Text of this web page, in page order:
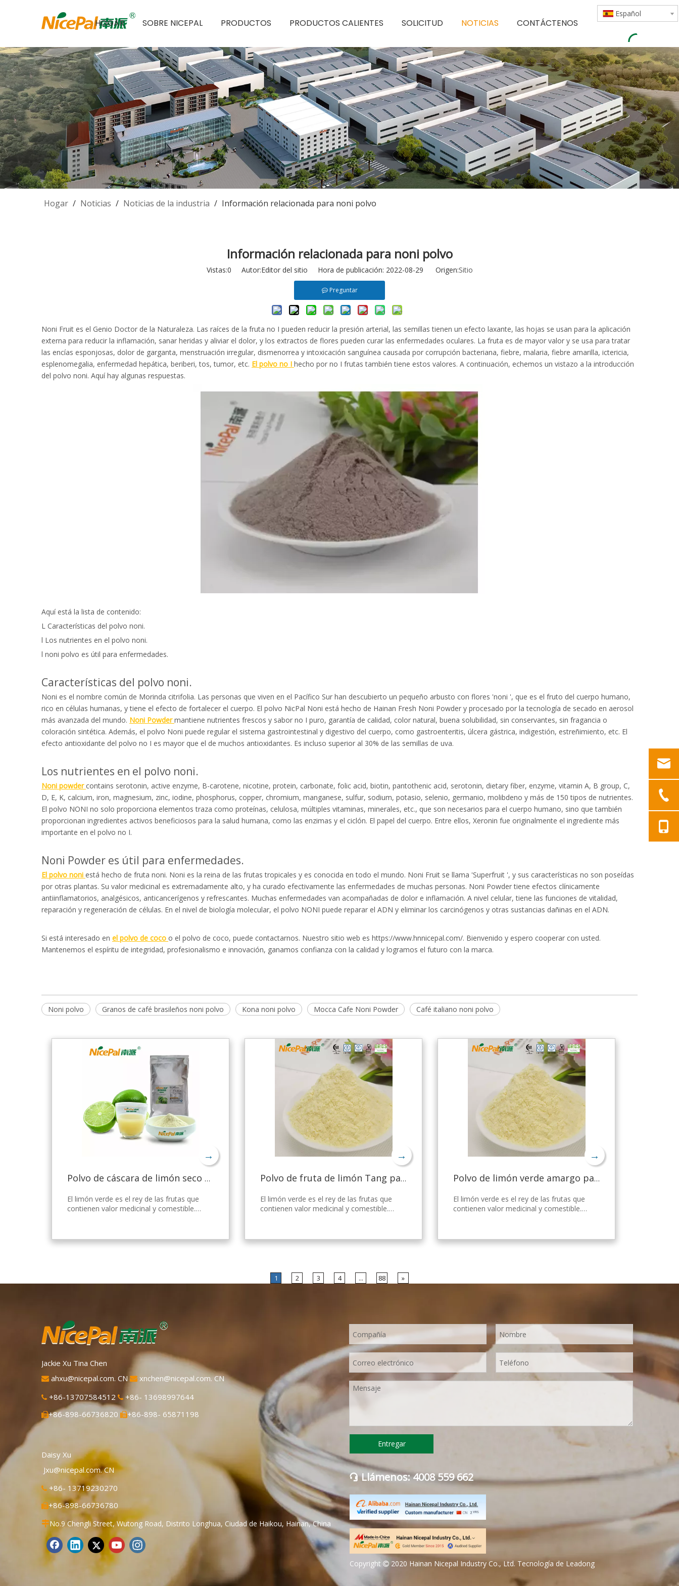
HOGAR SOBRE NICEPAL PRODUCTOS PRODUCTOS CALIENTES SOLICITUD NOTICIAS CONTÁCTENOS
Español
Hogar / Noticias / Noticias de la industria / Información relacionada para noni polvo
Información relacionada para noni polvo
Vistas:0 Autor:Editor del sitio Hora de publicación: 2022-08-29 Origen:Sitio
Preguntar
Noni Fruit es el Genio Doctor de la Naturaleza. Las raíces de la fruta no I pueden reducir la presión arterial, las semillas tienen un efecto laxante, las hojas se usan para la aplicación
externa para reducir la inflamación, sanar heridas y aliviar el dolor, y los extractos de flores pueden curar las enfermedades oculares. La fruta es de mayor valor y se usa para tratar
las encías esponjosas, dolor de garganta, menstruación irregular, dismenorrea y intoxicación sanguínea causada por corrupción bacteriana, fiebre, malaria, fiebre amarilla, ictericia,
esplenomegalia, enfermedad hepática, beriberi, tos, tumor, etc. El polvo no I hecho por no I frutas también tiene estos valores. A continuación, echemos un vistazo a la introducción
del polvo noni. Aquí hay algunas respuestas.
Aquí está la lista de contenido:
L Características del polvo noni.
l Los nutrientes en el polvo noni.
l noni polvo es útil para enfermedades.
Características del polvo noni.
Noni es el nombre común de Morinda citrifolia. Las personas que viven en el Pacífico Sur han descubierto un pequeño arbusto con flores 'noni ', que es el fruto del cuerpo humano,
rico en células humanas, y tiene el efecto de fortalecer el cuerpo. El polvo NicPal Noni está hecho de Hainan Fresh Noni Powder y procesado por la tecnología de secado en aerosol
más avanzada del mundo. Noni Powdermantiene nutrientes frescos y sabor no I puro, garantía de calidad, color natural, buena solubilidad, sin conservantes, sin fragancia o
coloración sintética. Además, el polvo Noni puede regular el sistema gastrointestinal y digestivo del cuerpo, como gastroenteritis, úlcera gástrica, indigestión, estreñimiento, etc. El
efecto antioxidante del polvo no I es mayor que el de muchos antioxidantes. Es incluso superior al 30% de las semillas de uva.
Los nutrientes en el polvo noni.
Noni powder contains serotonin, active enzyme, B-carotene, nicotine, protein, carbonate, folic acid, biotin, pantothenic acid, serotonin, dietary fiber, enzyme, vitamin A, B group, C,
D, E, K, calcium, iron, magnesium, zinc, iodine, phosphorus, copper, chromium, manganese, sulfur, sodium, potasio, selenio, germanio, molibdeno y más de 150 tipos de nutrientes.
El polvo NONI no solo proporciona elementos traza como proteínas, celulosa, múltiples vitaminas, minerales, etc., que son necesarios para el cuerpo humano, sino que también
proporcionan ingredientes activos beneficiosos para la salud humana, como las enzimas y el ciclón. El papel del cuerpo. Entre ellos, Xeronin fue originalmente el ingrediente más
importante en el polvo no I.
Noni Powder es útil para enfermedades.
El polvo noni está hecho de fruta noni. Noni es la reina de las frutas tropicales y es conocida en todo el mundo. Noni Fruit se llama 'Superfruit ', y sus características no son poseídas
por otras plantas. Su valor medicinal es extremadamente alto, y ha curado efectivamente las enfermedades de muchas personas. Noni Powder tiene efectos clínicamente
antiinflamatorios, analgésicos, anticancerígenos y refrescantes. Muchas enfermedades van acompañadas de dolor e inflamación. A nivel celular, tiene las funciones de vitalidad,
reparación y regeneración de células. En el nivel de biología molecular, el polvo NONI puede reparar el ADN y eliminar los carcinógenos y otras sustancias dañinas en el ADN.
Si está interesado en el polvo de coco o el polvo de coco, puede contactarnos. Nuestro sitio web es https://www.hnnicepal.com/. Bienvenido y espero cooperar con usted.
Mantenemos el espíritu de integridad, profesionalismo e innovación, ganamos confianza con la calidad y logramos el futuro con la marca.
Noni polvo Granos de café brasileños noni polvo Kona noni polvo Mocca Cafe Noni Powder Café italiano noni polvo
→
Polvo de cáscara de limón seco a granel
El limón verde es el rey de las frutas que
contienen valor medicinal y comestible.
con la tecnología y el procesamiento de
secado por aspersión más avanzados del
→
Polvo de fruta de limón Tang para gelatina
El limón verde es el rey de las frutas que
contienen valor medicinal y comestible.
con la tecnología y el procesamiento de
secado por aspersión más avanzados del
instantáneamente, fácil de usar.
→
Polvo de limón verde amargo para bajar de peso
El limón verde es el rey de las frutas que
contienen valor medicinal y comestible.
con la tecnología y el procesamiento de
secado por aspersión más avanzados del
1 2 3 4 ... 88 »
Jackie Xu Tina Chen
 ahxu@nicepal.com. CN  xnchen@nicepal.com. CN
 +86-13707584512  +86- 13698997644
+86-898-66736820 +86-898- 65871198
Daisy Xu
Jxu@nicepal.com. CN
 +86- 13719230270
+86-898-66736780
No.9 Chengli Street, Wutong Road, Distrito Longhua, Ciudad de Haikou, Hainan, China
Entregar
Llámenos: 4008 559 662
Copyright  2020 Hainan Nicepal Industry Co., Ltd. Tecnología de Leadong